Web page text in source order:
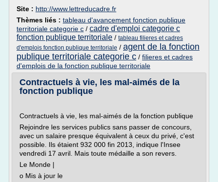
Site : http://www.lettreducadre.fr
Thèmes liés : tableau d'avancement fonction publique
territoriale categorie c / cadre d'emploi categorie c
fonction publique territoriale / tableau filieres et cadres
d'emplois fonction publique territoriale / agent de la fonction
publique territoriale categorie c / filieres et cadres
d'emplois de la fonction publique territoriale
Contractuels à vie, les mal-aimés de la
fonction publique
Contractuels à vie, les mal-aimés de la fonction publique
Rejoindre les services publics sans passer de concours,
avec un salaire presque équivalent à ceux du privé, c'est
possible. Ils étaient 932 000 fin 2013, indique l'Insee
vendredi 17 avril. Mais toute médaille a son revers.
Le Monde |
o Mis à jour le